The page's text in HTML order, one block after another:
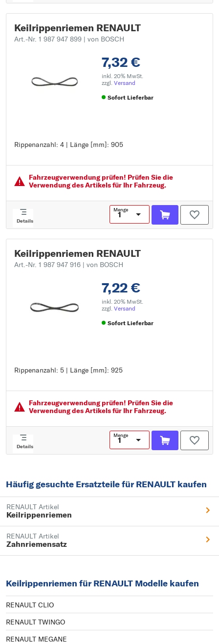
Keilrippenriemen RENAULT
Art.-Nr. 1 987 947 899 | von BOSCH
7,32 €
inkl. 20% MwSt.
zzgl. Versand
Sofort Lieferbar
Rippenanzahl: 4 | Länge [mm]: 905
Rippenanzahl: 4
Fahrzeugver­wendung prüfen! Prüfen Sie die
Verwendung des Artikels für Ihr Fahrzeug.
Details
Menge
Keilrippenriemen RENAULT
Art.-Nr. 1 987 947 916 | von BOSCH
7,22 €
inkl. 20% MwSt.
zzgl. Versand
Sofort Lieferbar
Rippenanzahl: 5 | Länge [mm]: 925
Rippenanzahl: 5
Fahrzeugver­wendung prüfen! Prüfen Sie die
Verwendung des Artikels für Ihr Fahrzeug.
Details
Menge
Häufig gesuchte Ersatzteile für RENAULT kaufen
RENAULT Artikel
Keilrippenriemen
RENAULT Artikel
Zahnriemensatz
Keilrippenriemen für RENAULT Modelle kaufen
RENAULT CLIO
RENAULT TWINGO
RENAULT MEGANE